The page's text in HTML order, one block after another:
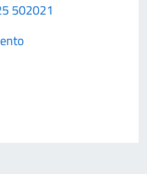
502021